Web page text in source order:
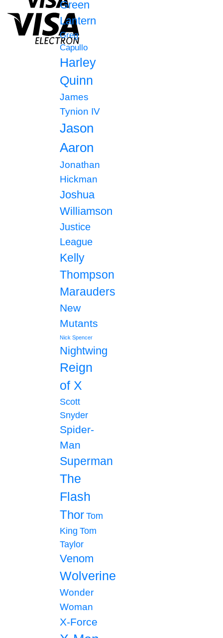
Green
Lantern
Greg
Capullo
Harley
Quinn
James
Tynion IV
Jason
Aaron
Jonathan
Hickman
Joshua
Williamson
Justice
League
Kelly
Thompson
Marauders
New
Mutants
Nick Spencer
Nightwing
Reign
of X
Scott
Snyder
Spider-
Man
Superman
The
Flash
Thor Tom
King Tom
Taylor
Venom
Wolverine
Wonder
Woman
X-Force